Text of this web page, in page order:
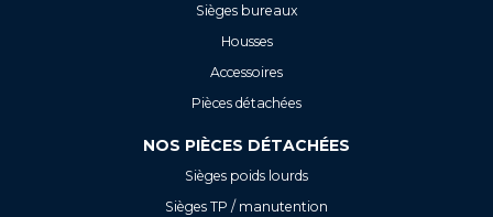
Sièges bureaux
Housses
Accessoires
Pièces détachées
NOS PIÈCES DÉTACHÉES
Sièges poids lourds
Sièges TP / manutention